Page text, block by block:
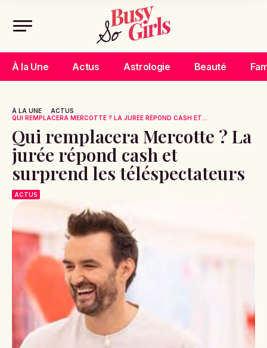
À la Une Actus Astrologie Beauté
À LA UNE
ACTUS
QUI REMPLACERA MERCOTTE ? LA JURÉE RÉPOND CASH ET...
Qui remplacera Mercotte ? La
jurée répond cash et
surprend les téléspectateurs
ACTUS